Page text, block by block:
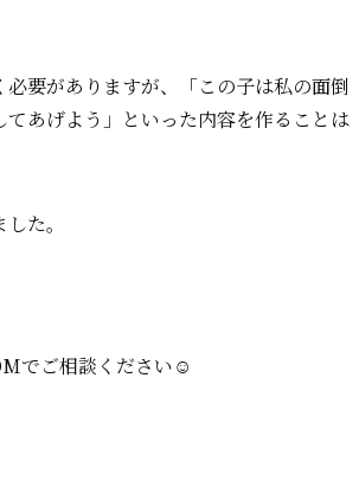
要がありますが、「この子は私の面倒
あげよう」といった内容を作ることは
た。
でご相談ください☺️